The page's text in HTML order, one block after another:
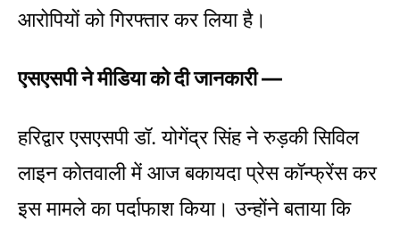
आरोपियों को गिरफ्तार कर लिया है।
एसएसपी ने मीडिया को दी जानकारी —
हरिद्वार एसएसपी डॉ. योगेंद्र सिंह ने रुड़की सिविल
लाइन कोतवाली में आज बकायदा प्रेस कॉन्फ्रेंस कर
इस मामले का पर्दाफाश किया। उन्होंने बताया कि